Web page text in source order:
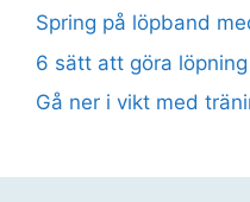
Spring på löpband
6 sätt att göra
Gå ner i vikt med